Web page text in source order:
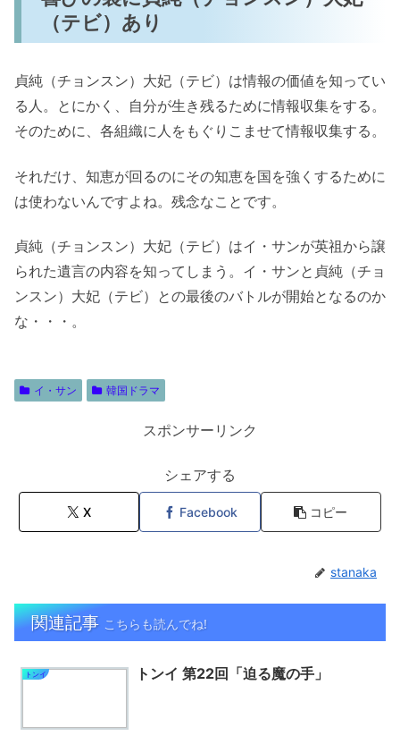
（テビ）あり
貞純（チョンスン）大妃（テビ）は情報の価値を知ってい
る人。とにかく、自分が生き残るために情報収集をする。
そのために、各組織に人をもぐりこませて情報収集する。
それだけ、知恵が回るのにその知恵を国を強くするために
は使わないんですよね。残念なことです。
貞純（チョンスン）大妃（テビ）はイ・サンが英祖から譲
られた遺言の内容を知ってしまう。イ・サンと貞純（チョ
ンスン）大妃（テビ）との最後のバトルが開始となるのか
な・・・。
イ・サン 韓国ドラマ
スポンサーリンク
シェアする
X Facebook コピー
stanaka
関連記事 こちらも読んでね!
トンイ トンイ 第22回「迫る魔の手」